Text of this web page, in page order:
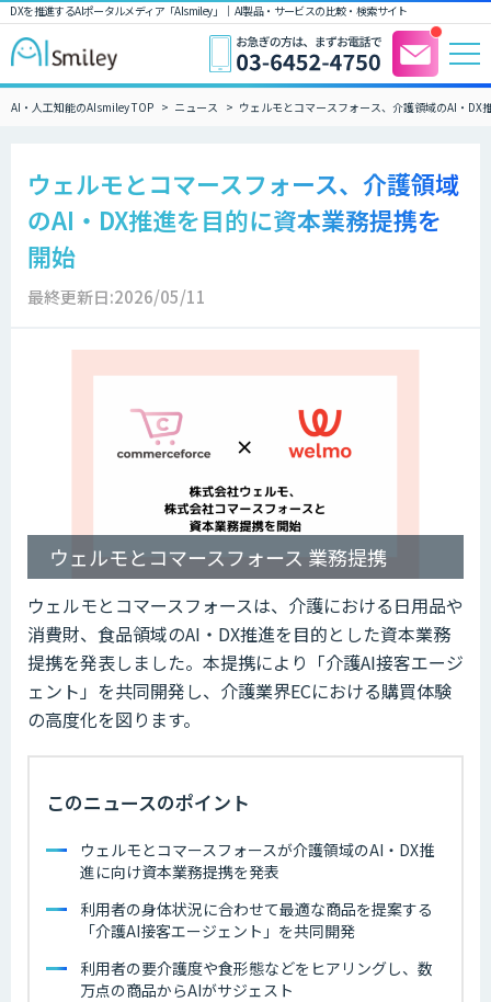
DXを推進するAIポータルメディア「AIsmiley」｜ AI製品・サービスの比較・検索サイト
AI・人工知能のAIsmiley TOP ニュース ウェルモとコマースフォース、介護領域のAI・DX
ウェルモとコマースフォース、介護領域
のAI・DX推進を目的に資本業務提携を
開始
最終更新日:2026/05/11
ウェルモとコマースフォース 業務提携
ウェルモとコマースフォースは、介護における日用品や
消費財、食品領域のAI・DX推進を目的とした資本業務
提携を発表しました。本提携により「介護AI接客エージ
ェント」を共同開発し、介護業界ECにおける購買体験
の高度化を図ります。
このニュースのポイント
ウェルモとコマースフォースが介護領域のAI・DX推
進に向け資本業務提携を発表
利用者の身体状況に合わせて最適な商品を提案する
「介護AI接客エージェント」を共同開発
利用者の要介護度や食形態などをヒアリングし、数
万点の商品からAIがサジェスト